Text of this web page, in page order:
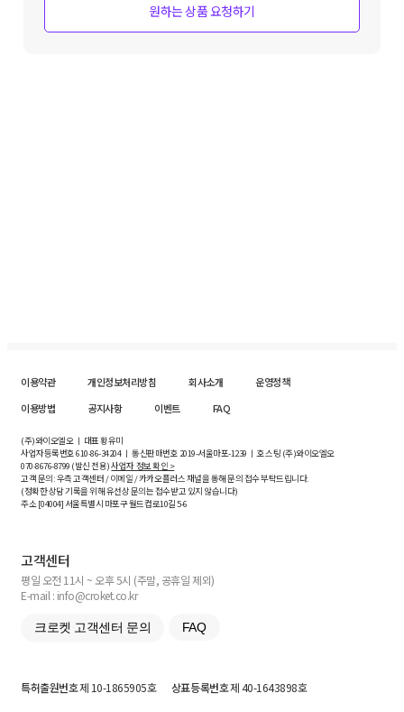
원하는 상품 요청하기
이용약관 개인정보처리방침 회사소개
운영정책
이용방법
공지사항 이벤트 FAQ
(주)와이오엘오 ㅣ 대표 황유미
사업자등록번호610-86-34204ㅣ 통신판매번호 2019-서울마포-1239 ㅣ 호스팅 (주)와이오엘오
070-8676-8799 (발신 전용)사업자 정보 확인 >
고객 문의: 우측 고객센터 / 이메일 / 카카오플러스 채널을 통해 문의 접수 부탁드립니다.
(정확한 상담 기록을 위해 유선상 문의는 접수받고 있지 않습니다)
주소 [04004] 서울특별시 마포구 월드컵로10길5-6
고객센터
평일 오전 11시 ~ 오후 5시 (주말, 공휴일 제외)
E-mail : info@croket.co.kr
크로켓 고객센터 문의 FAQ
특허출원번호제 10-1865905호 상표등록번호제 40-1643898호